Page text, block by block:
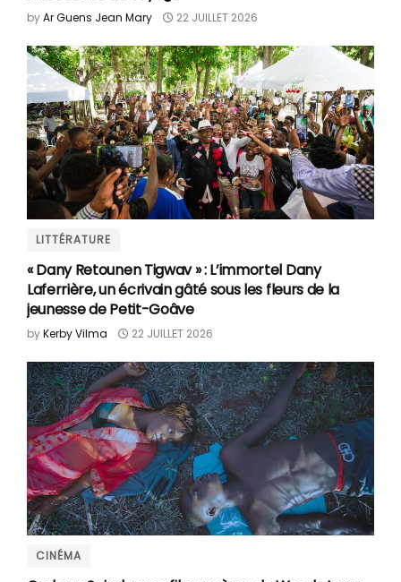
byAr Guens Jean Mary 22 JUILLET 2026
LITTÉRATURE
« Dany Retounen Tigwav » : L’immortel Dany
Laferrière, un écrivain gâté sous les fleurs de la
jeunesse de Petit-Goâve
byKerby Vilma 22 JUILLET 2026
CINÉMA